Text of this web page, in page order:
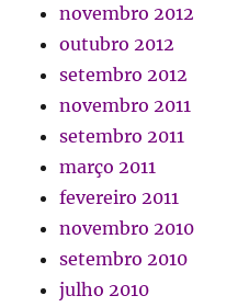
novembro 2012
outubro 2012
setembro 2012
novembro 2011
setembro 2011
março 2011
fevereiro 2011
novembro 2010
setembro 2010
julho 2010